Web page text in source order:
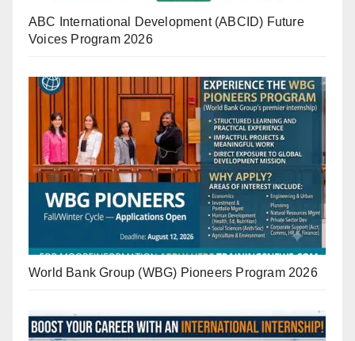
ABC International Development (ABCID) Future
Voices Program 2026
World Bank Group (WBG) Pioneers Program 2026